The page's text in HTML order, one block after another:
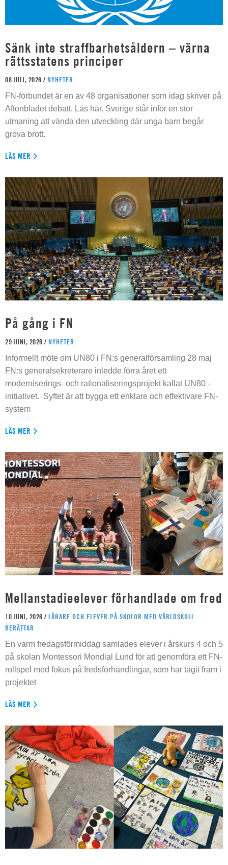
Sänk inte straffbarhetsåldern – värna
rättsstatens principer
08 JULI, 2026 / NYHETER
FN-förbundet är en av 48 organisationer som idag skriver på
Aftonbladet debatt. Läs här. Sverige står inför en stor
utmaning att vända den utveckling där unga barn begår
grova brott.
LÄS MER
På gång i FN
29 JUNI, 2026 / NYHETER
Informellt möte om UN80 i FN:s generalförsamling 28 maj
FN:s generalsekreterare inledde förra året ett
moderniserings- och rationaliseringsprojekt kallat UN80 -
initiativet. Syftet är att bygga ett enklare och effektivare FN-
system
LÄS MER
Mellanstadieelever förhandlade om fred
10 JUNI, 2026 / LÄRARE OCH ELEVER PÅ SKOLOR MED VÄRLDSKOLL
BERÄTTAR
En varm fredagsförmiddag samlades elever i årskurs 4 och 5
på skolan Montessori Mondial Lund för att genomföra ett FN-
rollspel med fokus på fredsförhandlingar, som har tagit fram i
projektet
LÄS MER